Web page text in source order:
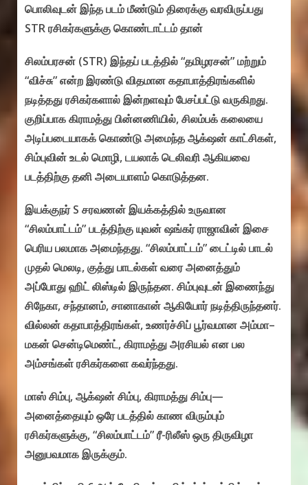
பொலிவுடன் இந்த படம் மீண்டும் திரைக்கு வரவிருப்பது
STR ரசிகர்களுக்கு கொண்டாட்டம் தான்
சிலம்பரசன் (STR) இந்தப் படத்தில் “தமிழரசன்” மற்றும்
“விச்சு” என்ற இரண்டு விதமான கதாபாத்திரங்களில்
நடித்தது ரசிகர்களால் இன்றளவும் பேசப்பட்டு வருகிறது.
குறிப்பாக கிராமத்து பின்னணியில், சிலம்பக் கலையை
அடிப்படையாகக் கொண்டு அமைந்த ஆக்‌ஷன் காட்சிகள்,
சிம்புவின் உடல் மொழி, டயலாக் டெலிவரி ஆகியவை
படத்திற்கு தனி அடையாளம் கொடுத்தன.
இயக்குநர் S சரவணன் இயக்கத்தில் உருவான
“சிலம்பாட்டம்” படத்திற்கு யுவன் ஷங்கர் ராஜாவின் இசை
பெரிய பலமாக அமைந்தது. “சிலம்பாட்டம்” டைட்டில் பாடல்
முதல் மெலடி, குத்து பாடல்கள் வரை அனைத்தும்
அப்போது ஹிட் லிஸ்டில் இருந்தன. சிம்புவுடன் இணைந்து
சிநேகா, சந்தானம், சானாகான் ஆகியோர் நடித்திருந்தனர்.
வில்லன் கதாபாத்திரங்கள், உணர்ச்சிப் பூர்வமான அம்மா–
மகன் சென்டிமெண்ட், கிராமத்து அரசியல் என பல
அம்சங்கள் ரசிகர்களை கவர்ந்தது.
மாஸ் சிம்பு, ஆக்‌ஷன் சிம்பு, கிராமத்து சிம்பு—
அனைத்தையும் ஒரே படத்தில் காண விரும்பும்
ரசிகர்களுக்கு, “சிலம்பாட்டம்” ரீ-ரிலீஸ் ஒரு திருவிழா
அனுபவமாக இருக்கும்.